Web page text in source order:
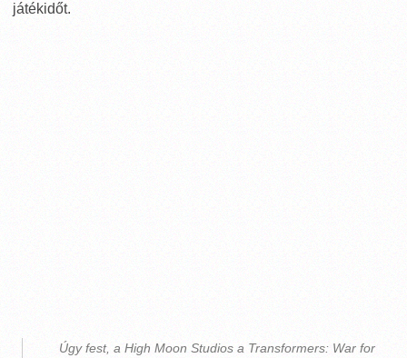
játékidőt.
Úgy fest, a High Moon Studios a Transformers: War for